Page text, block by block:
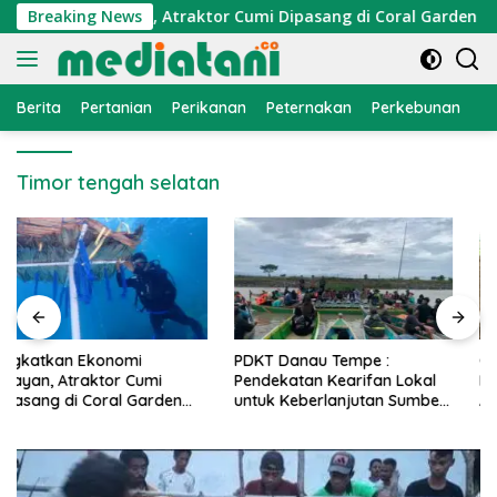
Langsung
ke
konten
Breaking News
Nelayan, Atraktor Cumi Dipasang di Coral Garden
Berita Pertanian Perikanan Peternakan Perkebunan
Timor tengah selatan
PDKT Danau Tempe :
Pendekatan Kearifan Lokal
untuk Keberlanjutan Sumber
Cara Mengatasi Penyakit
PMK pada Sapi Perah Secara
Alami dan Medis